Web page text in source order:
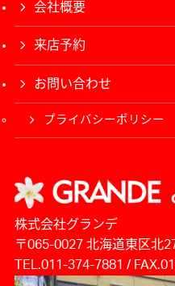
会社概要
来店予約
お問い合わせ
プライバシーポリシー
株式会社グランデ
〒065-0027 北海道東区北
TEL.011-374-7881 /